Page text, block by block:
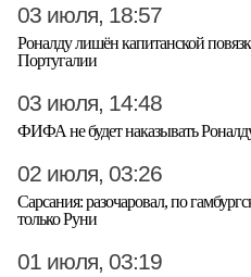
03 июля, 18:57
Роналду лишён капитанской
Португалии
03 июля, 14:48
ФИФА не будет наказывать
02 июля, 03:26
Сарсания: разочаровал, по
только Руни
01 июля, 03:19